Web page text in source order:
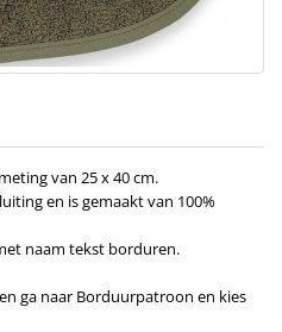
van 25 x 40 cm.
en is gemaakt van 100%
naam tekst borduren.
ga naar Borduurpatroon en kies